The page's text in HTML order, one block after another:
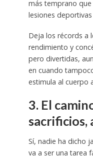
más temprano
lesiones
Deja los récords a
rendimiento y
pero divertidas,
en cuando
estimula al cuerpo
3. El
Sí, nadie ha dicho
va a ser una tarea